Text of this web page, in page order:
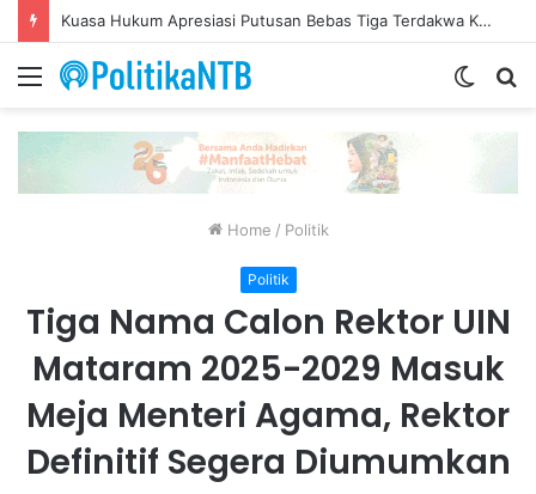
Putusan Bebas Tiga Terdakwa Gratifikasi DPRD NTB Tegaskan Keadilan Berdasarkan Fakta Persidangan
Menu
Switch
Home / Politik
Politik
Tiga Nama Calon Rektor UIN
Mataram 2025-2029 Masuk
Meja Menteri Agama, Rektor
Definitif Segera Diumumkan